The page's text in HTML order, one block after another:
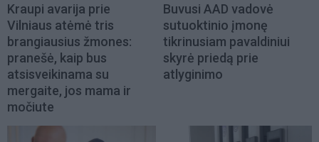
Kraupi avarija prie
Vilniaus atėmė tris
brangiausius žmones:
pranešė, kaip bus
atsisveikinama su
mergaite, jos mama ir
močiute
Buvusi AAD vadovė
sutuoktinio įmonę
tikrinusiam pavaldiniui
skyrė priedą prie
atlyginimo